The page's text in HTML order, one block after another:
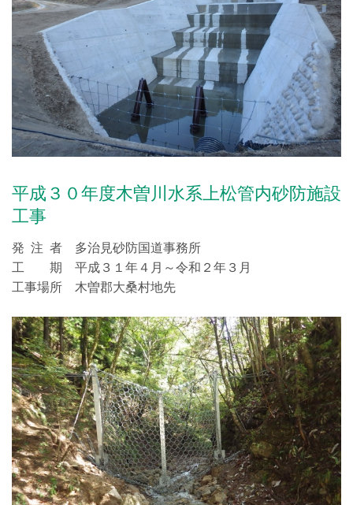
平成３０年度木曽川水系上松管内砂防施設
工事
発 注 者 多治見砂防国道事務所
工 期 平成３１年４月～令和２年３月
工事場所 木曽郡大桑村地先